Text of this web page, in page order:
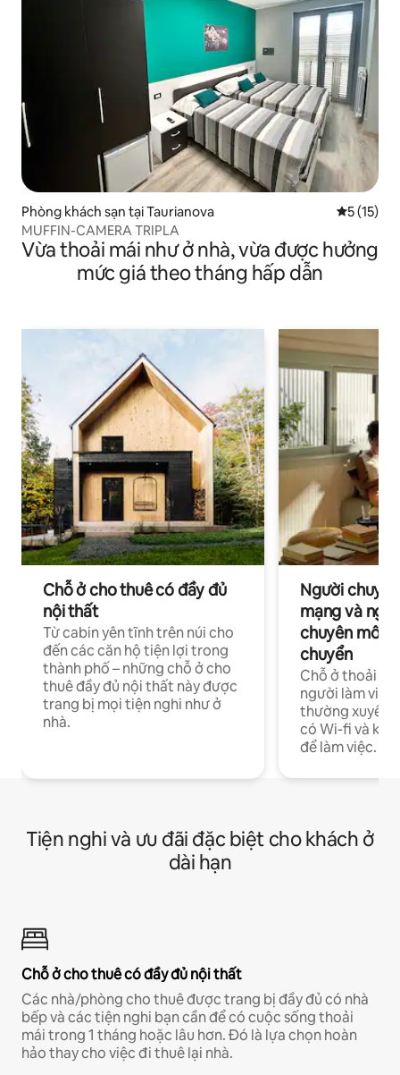
Phòng khách sạn tại Taurianova Xếp hạng
5 (15)
MUFFIN-CAMERA TRIPLA
Vừa thoải mái như ở nhà, vừa được hưởng
mức giá theo tháng hấp dẫn
Chỗ ở cho thuê có đầy đủ
nội thất
Từ cabin yên tĩnh trên núi cho
đến các căn hộ tiện lợi trong
thành phố – những chỗ ở cho
thuê đầy đủ nội thất này được
trang bị mọi tiện nghi như ở
nhà.
Người
mạng và
chuyên môn
chuyển
Chỗ ở thoải
người làm việc
thường xuyên
có Wi-fi và
để làm việc.
Tiện nghi và ưu đãi đặc biệt cho khách ở
dài hạn
Chỗ ở cho thuê có đầy đủ nội thất
Các nhà/phòng cho thuê được trang bị đầy đủ có nhà
bếp và các tiện nghi bạn cần để có cuộc sống thoải
mái trong 1 tháng hoặc lâu hơn. Đó là lựa chọn hoàn
hảo thay cho việc đi thuê lại nhà.